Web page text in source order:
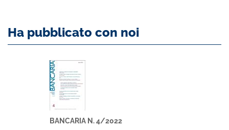
Ha pubblicato con noi
BANCARIA N. 4/2022